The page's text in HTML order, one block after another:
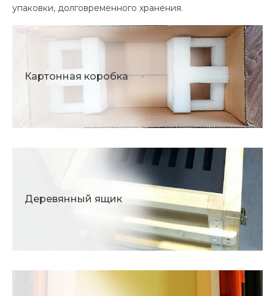
упаковки, долговременного хранения.
Картонная коробка
Деревянный ящик